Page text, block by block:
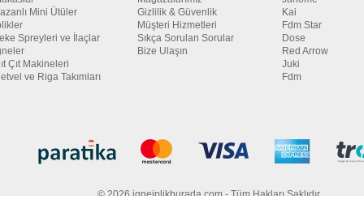
Mini Ütüler
Spreyleri ve İlaçlar
Çıt Makineleri
ve Riga Takımları
Gizlilik & Güvenlik
Müşteri Hizmetleri
Sıkça Sorulan Sorular
Bize Ulaşın
Kai
Fdm Star
Dose
Red Arrow
Juki
Fdm
© 2026 igneiplikburada.com - Tüm Hakları Saklıdır.